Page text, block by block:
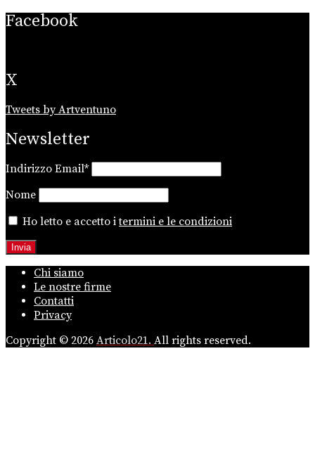
Facebook
X
Tweets by Artventuno
Newsletter
Indirizzo Email*
Nome
Ho letto e accetto itermini e le condizioni
Chi siamo
Le nostre firme
Contatti
Privacy
Copyright © 2026 Articolo21. All rights reserved.